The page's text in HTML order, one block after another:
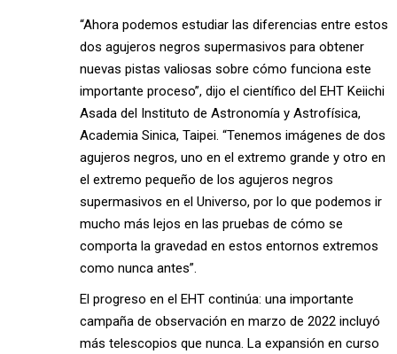
“Ahora podemos estudiar las diferencias entre estos
dos agujeros negros supermasivos para obtener
nuevas pistas valiosas sobre cómo funciona este
importante proceso”, dijo el científico del EHT Keiichi
Asada del Instituto de Astronomía y Astrofísica,
Academia Sinica, Taipei. “Tenemos imágenes de dos
agujeros negros, uno en el extremo grande y otro en
el extremo pequeño de los agujeros negros
supermasivos en el Universo, por lo que podemos ir
mucho más lejos en las pruebas de cómo se
comporta la gravedad en estos entornos extremos
como nunca antes”.
El progreso en el EHT continúa: una importante
campaña de observación en marzo de 2022 incluyó
más telescopios que nunca. La expansión en curso